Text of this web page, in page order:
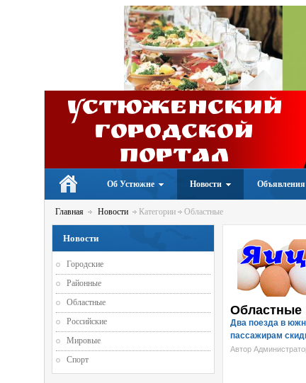
Устюженский
Городской
портал
Об Устюжне Новости Объявления
Главная Новости Категории Областные
Областные
Два поезда в
пассажирам
Автор
Новости
Городские
Районные
Областные
Российские
Мировые
Спорт